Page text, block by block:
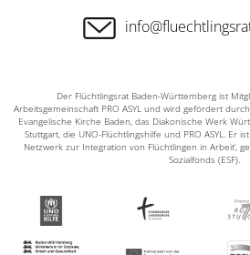
Der Flüchtlingsrat Baden-Württemberg ist
Arbeitsgemeinschaft PRO ASYL und wird gefördert
Evangelische Kirche Baden, das Diakonische Werk
Stuttgart, die UNO-Flüchtlingshilfe und PRO ASYL. Er
Netzwerk zur Integration von Flüchtlingen in Arbeit‘,
Sozialfonds (ESF).